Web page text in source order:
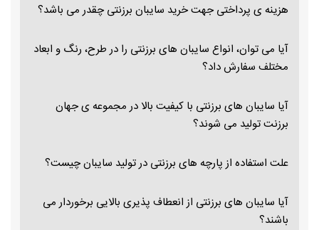
هزینه ی پرداختی جهت خرید سایبان برزنتی چقدر می باشد؟
آیا می توان، انواع سایبان های برزنتی را در طرح، رنگ و ابعاد
مختلف سفارش داد؟
آیا سایبان های برزنتی با کیفیت بالا در مجموعه ی جهان
برزنت تولید می شوند؟
علت استفاده از پارچه های برزنتی در تولید سایبان چیست؟
آیا سایبان های برزنتی از انعطاف پذیری بالایی برخوردار می
باشند؟